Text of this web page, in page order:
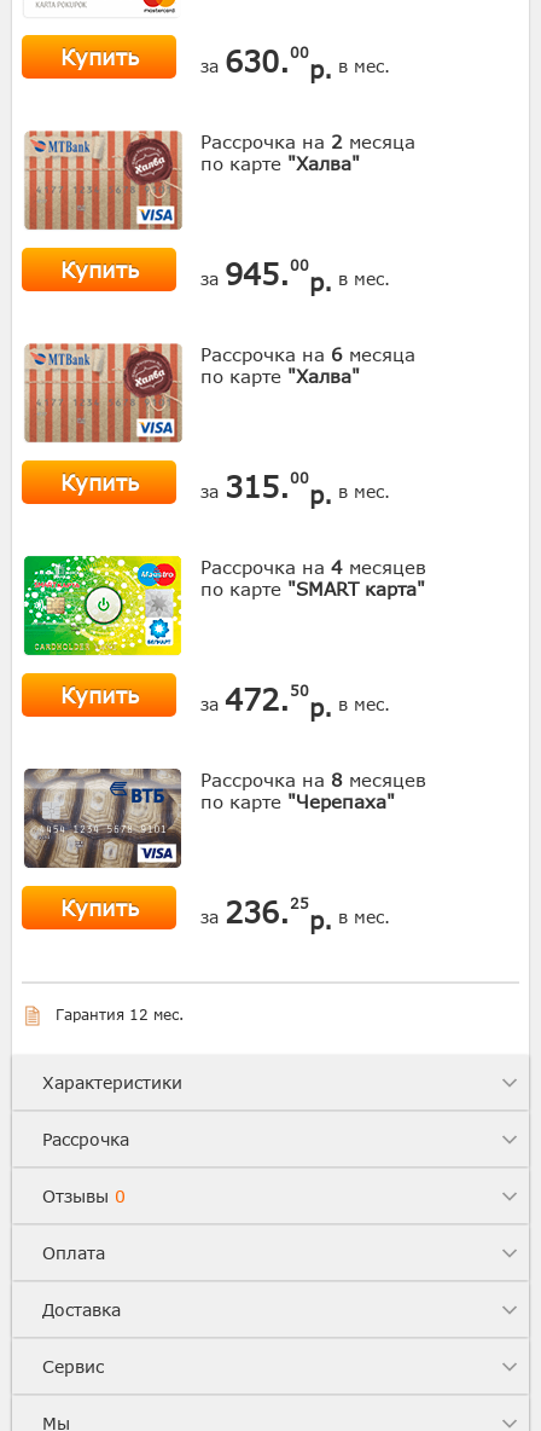
Купить за 630.00
р. в мес.
Рассрочка на 2 месяца
по карте "Халва"
Купить за 945.00
р. в мес.
Рассрочка на 6 месяца
по карте "Халва"
Купить за 315.00
р. в мес.
Рассрочка на 4 месяцев
по карте "SMART карта"
Купить за 472. 50
р. в мес.
Рассрочка на 8 месяцев
по карте "Черепаха"
Купить за 236. 25
р. в мес.
Гарантия 12 мес.
Характеристики
Рассрочка
Отзывы 0
Оплата
Доставка
Сервис
Мы